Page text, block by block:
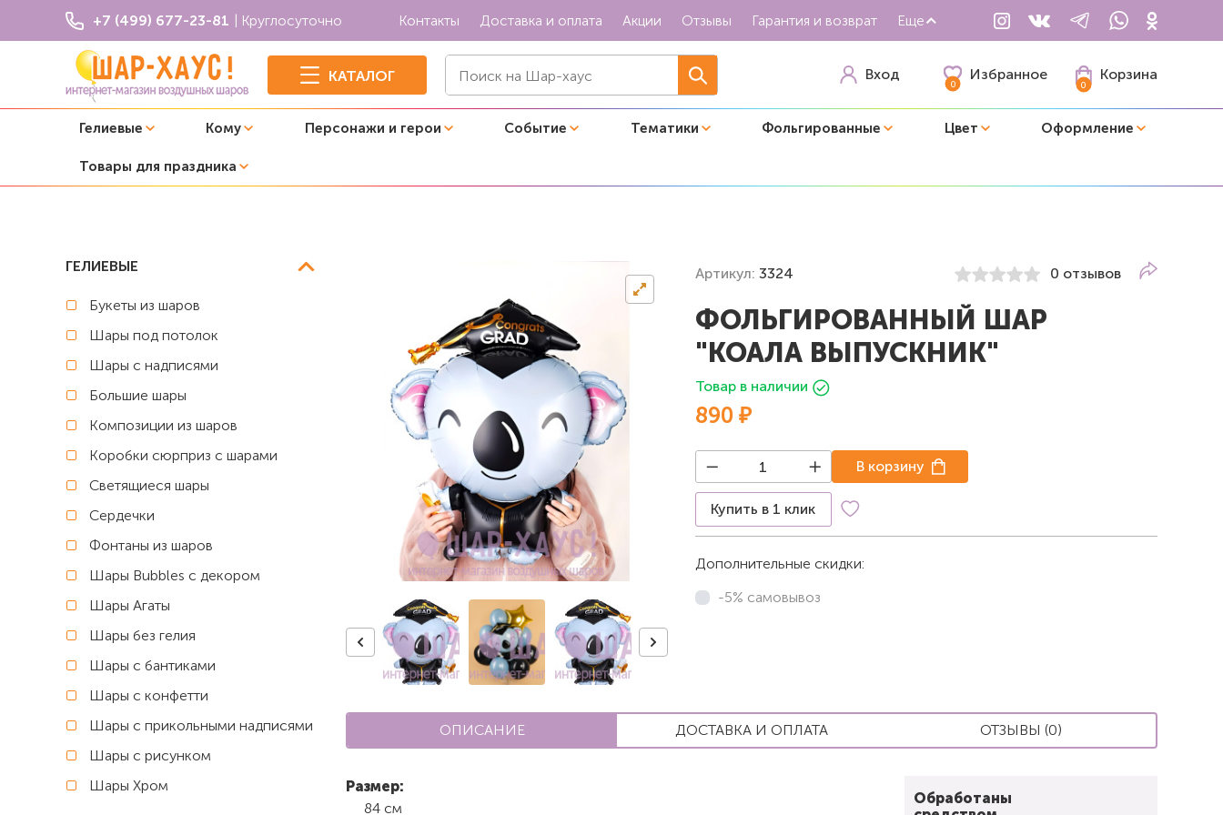
+7 (499) 677-23-81 | Круглосуточно Контакты Доставка и оплата Акции Отзывы Гарантия и возврат Еще
КАТАЛОГ Вход
0
Избранное
0
Корзина
Гелиевые Кому Персонажи и герои Событие Тематики Фольгированные Цвет Оформление
Товары для праздника
Выпускной детский сад
ГЕЛИЕВЫЕ
Букеты из шаров
Шары под потолок
Шары с надписями
Большие шары
Композиции из шаров
Коробки сюрприз с шарами
Светящиеся шары
Сердечки
Фонтаны из шаров
Шары Bubbles с декором
Шары Агаты
Шары без гелия
Шары с бантиками
Шары с конфетти
Шары с прикольными надписями
Шары с рисунком
Шары Хром
Артикул: 3324 0 отзывов
ФОЛЬГИРОВАННЫЙ ШАР
"КОАЛА ВЫПУСКНИК"
Товар в наличии
890 ₽
Купить в 1 клик
В корзину
Дополнительные скидки:
-5% самовывоз
ОПИСАНИЕ ДОСТАВКА И ОПЛАТА ОТЗЫВЫ (0)
Размер:
84 см
Обработаны